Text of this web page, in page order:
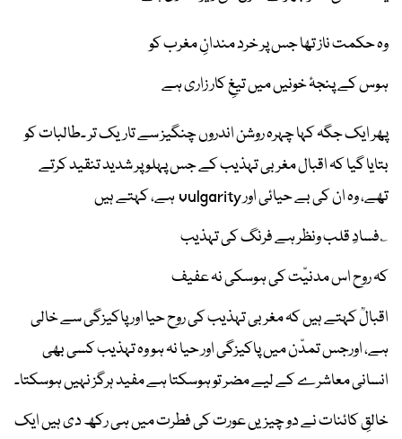
وہ حکمت ناز تھا جس پر خرد مندانِ مغرب کو
ہوس کے پنجۂ خونیں میں تیغِ کار زاری ہے
پھر ایک جگہ کہا چہرہ روشن اندروں چنگیز سے تاریک تر ۔طالبات کو
بتایا گیا کہ اقبال مغربی تہذیب کے جس پہلو پر شدید تنقید کرتے
تھے، وہ ان کی بے حیائی اور vulgarity ہے، کہتے ہیں
؎فسادِ قلب ونظر ہے فرنگ کی تہذیب
کہ روح اس مدنیّت کی ہوسکی نہ عفیف
اقبالؒ کہتے ہیں کہ مغربی تہذیب کی روح حیا اور پاکیزگی سے خالی
ہے، اورجس تمدّن میں پاکیزگی اور حیا نہ ہو وہ تہذیب کسی بھی
انسانی معاشرے کے لیے مضر تو ہوسکتا ہے مفید ہرگز نہیں ہوسکتا۔
خالقِ کائنات نے دو چیزیں عورت کی فطرت میں ہی رکھ دی ہیں ایک